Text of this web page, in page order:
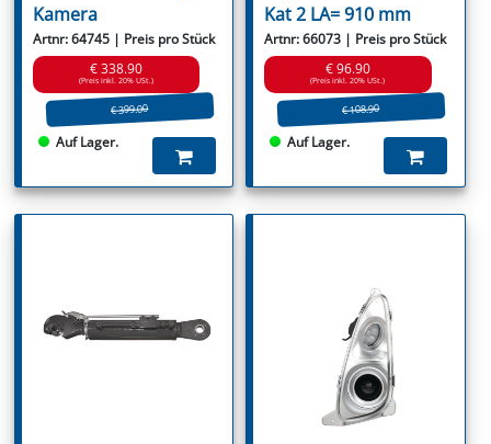
Kamera
Artnr: 64745 | Preis pro Stück
€ 338.90
(Preis inkl. 20% USt.)
€ 399.00
Auf Lager.
Kat 2 LA= 910 mm
Artnr: 66073 | Preis pro Stück
€ 96.90
(Preis inkl. 20% USt.)
€ 108.90
Auf Lager.